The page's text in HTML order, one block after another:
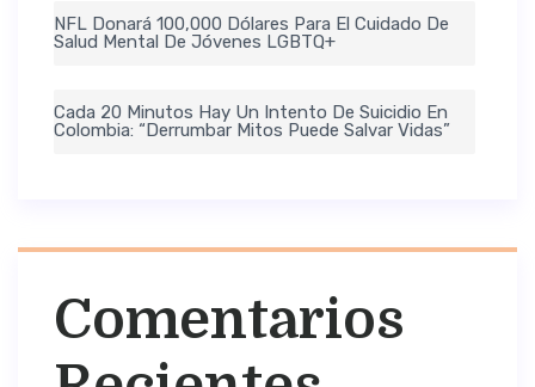
NFL Donará 100,000 Dólares Para El Cuidado De
Salud Mental De Jóvenes LGBTQ+
Cada 20 Minutos Hay Un Intento De Suicidio En
Colombia: “Derrumbar Mitos Puede Salvar Vidas”
Comentarios